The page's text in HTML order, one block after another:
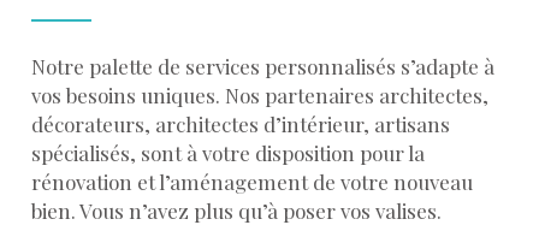
Notre palette de services personnalisés s’adapte à
vos besoins uniques. Nos partenaires architectes,
décorateurs, architectes d’intérieur, artisans
spécialisés, sont à votre disposition pour la
rénovation et l’aménagement de votre nouveau
bien. Vous n’avez plus qu’à poser vos valises.